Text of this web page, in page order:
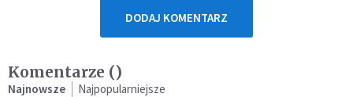
DODAJ KOMENTARZ
Komentarze ()
Najnowsze Najpopularniejsze